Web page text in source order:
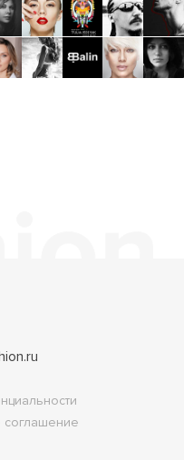
соглашение